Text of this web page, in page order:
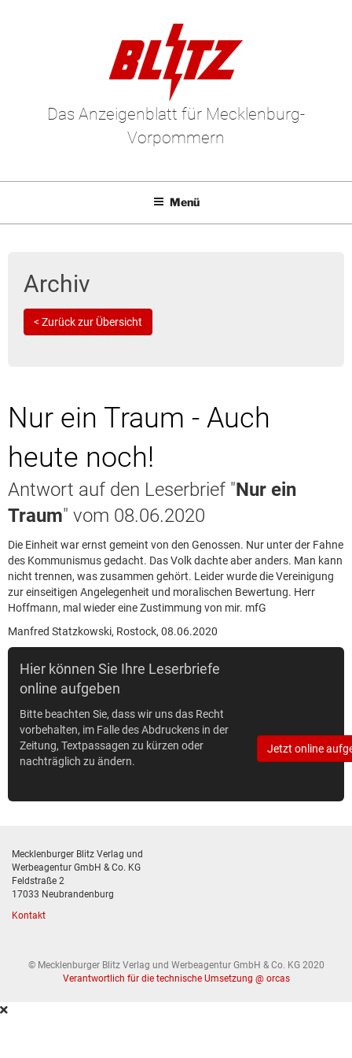
Das Anzeigenblatt für Mecklenburg-
Vorpommern
Menü
Leserbriefe lesen
Archiv
< Zurück zur Übersicht
Nur ein Traum - Auch
heute noch!
Antwort auf den Leserbrief "Nur ein
Traum" vom 08.06.2020
Die Einheit war ernst gemeint von den Genossen. Nur unter der Fahne
des Kommunismus gedacht. Das Volk dachte aber anders. Man kann
nicht trennen, was zusammen gehört. Leider wurde die Vereinigung
zur einseitigen Angelegenheit und moralischen Bewertung. Herr
Hoffmann, mal wieder eine Zustimmung von mir. mfG
Manfred Statzkowski, Rostock, 08.06.2020
Hier können Sie Ihre Leserbriefe
online aufgeben
Bitte beachten Sie, dass wir uns das Recht
vorbehalten, im Falle des Abdruckens in der
Zeitung, Textpassagen zu kürzen oder
nachträglich zu ändern.
Jetzt online
Mecklenburger Blitz Verlag und
Werbeagentur GmbH & Co. KG
Feldstraße 2
17033 Neubrandenburg
Kontakt
© Mecklenburger Blitz Verlag und Werbeagentur GmbH & Co. KG 2020
Verantwortlich für die technische Umsetzung @ orcas